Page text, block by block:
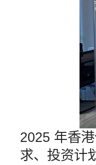
2025 年香
求、投资计